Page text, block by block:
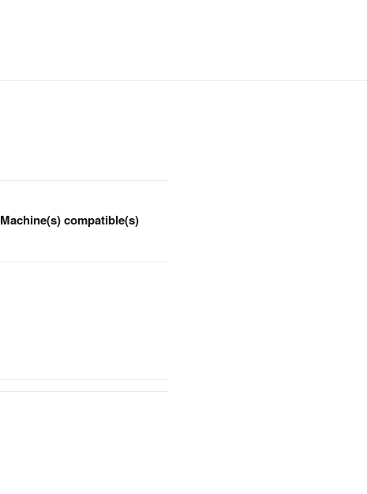
Machine(s) compatible(s)